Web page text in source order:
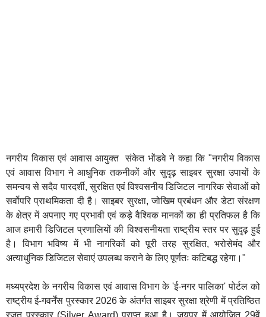
नगरीय विकास एवं आवास आयुक्त संकेत भोंडवे ने कहा कि "नगरीय विकास
एवं आवास विभाग ने आधुनिक तकनीकों और सुदृढ़ साइबर सुरक्षा उपायों के
समन्वय से सदैव पारदर्शी, सुरक्षित एवं विश्वसनीय डिजिटल नागरिक सेवाओं को
सर्वोपरि प्राथमिकता दी है। साइबर सुरक्षा, जोखिम प्रबंधन और डेटा संरक्षण
के क्षेत्र में अपनाए गए प्रभावी एवं कड़े वैश्विक मानकों का ही प्रतिफल है कि
आज हमारी डिजिटल प्रणालियों की विश्वसनीयता राष्ट्रीय स्तर पर सुदृढ़ हुई
है। विभाग भविष्य में भी नागरिकों को पूरी तरह सुरक्षित, भरोसेमंद और
अत्याधुनिक डिजिटल सेवाएं उपलब्ध कराने के लिए पूर्णतः कटिबद्ध रहेगा।"
मध्यप्रदेश के नगरीय विकास एवं आवास विभाग के 'ई-नगर पालिका' पोर्टल को
राष्ट्रीय ई-गवर्नेंस पुरस्कार 2026 के अंतर्गत साइबर सुरक्षा श्रेणी में प्रतिष्ठित